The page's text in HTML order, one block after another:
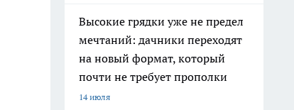
Высокие грядки уже не предел
мечтаний: дачники переходят
на новый формат, который
почти не требует прополки
14 июля